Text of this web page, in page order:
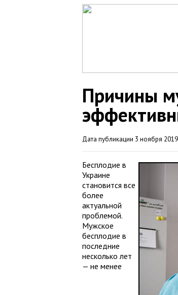
Причины
Дата публикации 3 ноября 2019
Бесплодие в
Украине
становится все
более
актуальной
проблемой.
Мужское
бесплодие в
последние
несколько лет
— не менее